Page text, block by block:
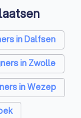
in Dalfsen
in Zwolle
in Wezep